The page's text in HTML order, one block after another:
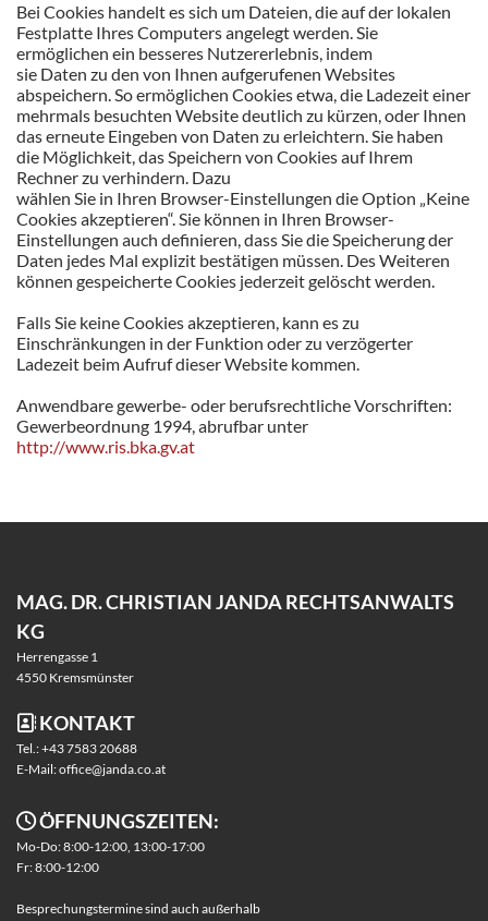
Bei Cookies handelt es sich um Dateien, die auf der lokalen
Festplatte Ihres Computers angelegt werden. Sie
ermöglichen ein besseres Nutzererlebnis, indem
sie Daten zu den von Ihnen aufgerufenen Websites
abspeichern. So ermöglichen Cookies etwa, die Ladezeit einer
mehrmals besuchten Website deutlich zu kürzen, oder Ihnen
das erneute Eingeben von Daten zu erleichtern. Sie haben
die Möglichkeit, das Speichern von Cookies auf Ihrem
Rechner zu verhindern. Dazu
wählen Sie in Ihren Browser-Einstellungen die Option „Keine
Cookies akzeptieren“. Sie können in Ihren Browser-
Einstellungen auch definieren, dass Sie die Speicherung der
Daten jedes Mal explizit bestätigen müssen. Des Weiteren
können gespeicherte Cookies jederzeit gelöscht werden.
Falls Sie keine Cookies akzeptieren, kann es zu
Einschränkungen in der Funktion oder zu verzögerter
Ladezeit beim Aufruf dieser Website kommen.
Anwendbare gewerbe- oder berufsrechtliche Vorschriften:
Gewerbeordnung 1994, abrufbar unter
http://www.ris.bka.gv.at
MAG. DR. CHRISTIAN JANDA RECHTSANWALTS
KG
Herrengasse 1
4550 Kremsmünster
 KONTAKT
Tel.:+43 7583 20688
E-Mail:office@janda.co.at
ÖFFNUNGSZEITEN:
Mo-Do: 8:00-12:00, 13:00-17:00
Fr: 8:00-12:00
Besprechungstermine sind auch außerhalb